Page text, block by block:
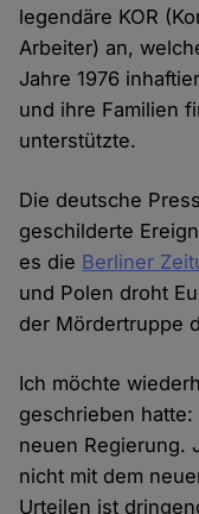
legendäre KOR
Arbeiter) an,
Jahre 1976
und ihre Familien
unterstützte.
Die deutsche
geschilderte
es die Berliner
und Polen droht
der Mördertruppe
Ich möchte
geschrieben
neuen Regierung.
nicht mit dem
Urteilen ist